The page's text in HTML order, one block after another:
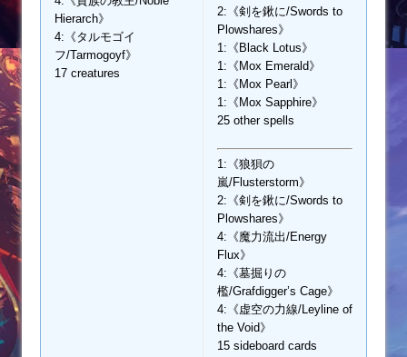
Hierarch》
4:《タルモゴイ
フ/Tarmogoyf》
17 creatures
2:《剣を鍬に/Swords to
Plowshares》
1:《Black Lotus》
1:《Mox Emerald》
1:《Mox Pearl》
1:《Mox Sapphire》
25 other spells
1:《狼狽の
嵐/Flusterstorm》
2:《剣を鍬に/Swords to
Plowshares》
4:《魔力流出/Energy
Flux》
4:《墓掘りの
檻/Grafdigger’s Cage》
4:《虚空の力線/Leyline of
the Void》
15 sideboard cards